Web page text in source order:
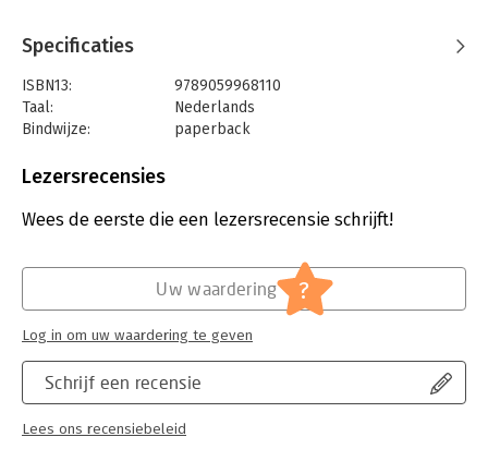
Specificaties
ISBN13:
9789059968110
Taal:
Nederlands
Bindwijze:
paperback
Uitgever:
Lezersrecensies
Wees de eerste die een lezersrecensie schrijft!
Schrijf een recensie
Lees ons recensiebeleid
Uw waardering ?
Log in om uw waardering te geven